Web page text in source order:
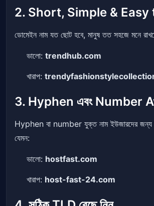
2. Short, Simple & Easy
ডোমেইন নাম যত ছোট হবে, মানুষ তত সহজে মনে
ভালো: trendhub.com
খারাপ:
3. Hyphen এবং Number
Hyphen বা number যুক্ত নাম ইউজারদের জন্য
যেমন:
ভালো: hostfast.com
খারাপ: host-fast-24.com